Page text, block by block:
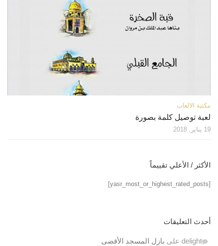
مكتبة الالعاب
لعبة توصيل كلمة بصورة
19 يناير, 2018
الأكثر / الأعلي تقييماً
[yasr_most_or_highest_rated_posts]
أحدث التعليقات
delight على بازل المسجد الأقصى